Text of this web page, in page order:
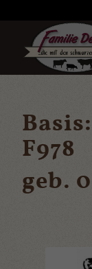
Basis:
F978
geb.